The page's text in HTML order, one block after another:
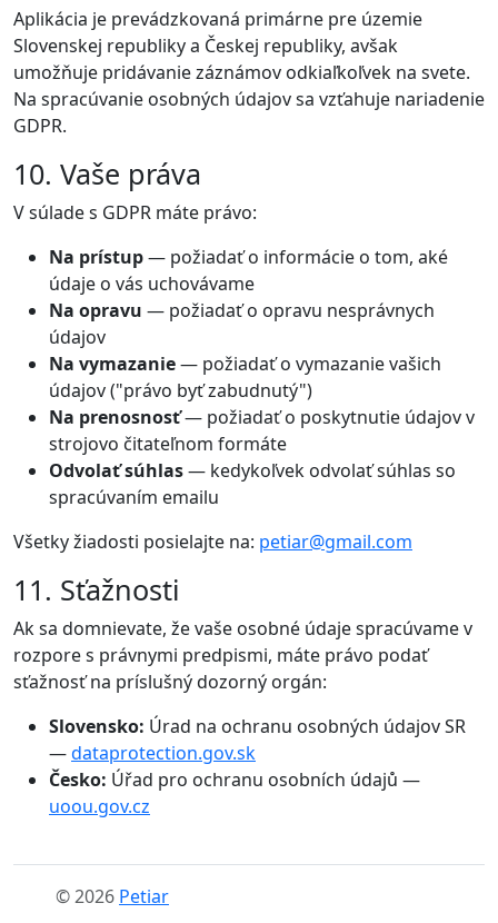
Aplikácia je prevádzkovaná primárne pre územie
Slovenskej republiky a Českej republiky, avšak
umožňuje pridávanie záznámov odkiaľkoľvek na svete.
Na spracúvanie osobných údajov sa vzťahuje nariadenie
GDPR.
10. Vaše práva
V súlade s GDPR máte právo:
Na prístup— požiadať o informácie o tom, aké
údaje o vás uchovávame
Na opravu — požiadať o opravu nesprávnych
údajov
Na vymazanie— požiadať o vymazanie vašich
údajov ("právo byť zabudnutý")
Na prenosnosť— požiadať o poskytnutie údajov v
strojovo čitateľnom formáte
Odvolať súhlas— kedykoľvek odvolať súhlas so
spracúvaním emailu
Všetky žiadosti posielajte na: petiar@gmail.com
11. Sťažnosti
Ak sa domnievate, že vaše osobné údaje spracúvame v
rozpore s právnymi predpismi, máte právo podať
sťažnosť na príslušný dozorný orgán:
Slovensko: Úrad na ochranu osobných údajov SR
—dataprotection.gov.sk
Česko: Úřad pro ochranu osobních údajů —
uoou.gov.cz
© 2026 Petiar